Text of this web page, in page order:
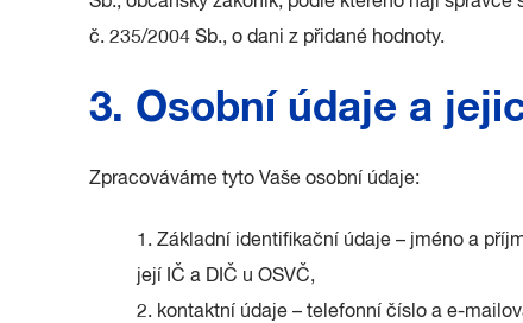
č. 235/2004 Sb., o dani z přidané hodnoty.
3. Osobní údaje a
Zpracováváme tyto Vaše osobní údaje:
1. Základní identifikační údaje – jméno a
její IČ a DIČ u OSVČ,
2. kontaktní údaje – telefonní číslo a e-